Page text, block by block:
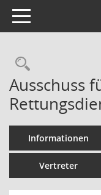
Toggle navigation
Ausschuss
Informationen
Vertreter